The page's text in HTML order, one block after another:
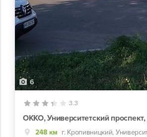
6
3.3
ОККО, Университетский проспект,
248 км